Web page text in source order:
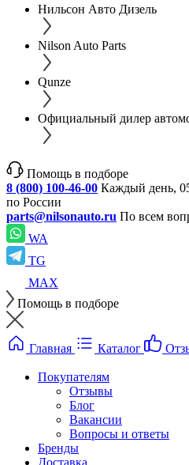
Нильсон Авто Дизель
Nilson Auto Parts
Qunze
Официальный дилер
Помощь в подборе
8 (800) 100-46-00 Каждый день,
по России
parts@nilsonauto.ru По всем
WA
TG
MAX
Помощь в подборе
Главная Каталог
Покупателям
Отзывы
Блог
Вакансии
Вопросы и ответы
Бренды
Доставка